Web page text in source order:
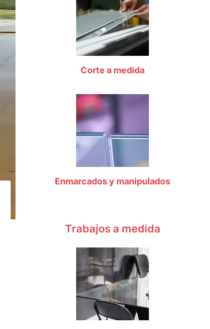
Corte a medida
Enmarcados y manipulados
Trabajos a medida